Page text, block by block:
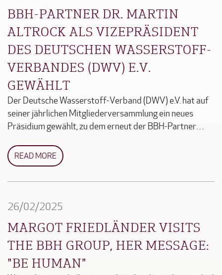
BBH-PARTNER DR. MARTIN
ALTROCK ALS VIZEPRÄSIDENT
DES DEUTSCHEN WASSERSTOFF-
VERBANDES (DWV) E.V.
GEWÄHLT
Der Deutsche Wasserstoff-Verband (DWV) e.V. hat auf
seiner jährlichen Mitgliederversammlung ein neues
Präsidium gewählt, zu dem erneut der BBH-Partner…
READ MORE
26/02/2025
MARGOT FRIEDLÄNDER VISITS
THE BBH GROUP, HER MESSAGE:
"BE HUMAN"